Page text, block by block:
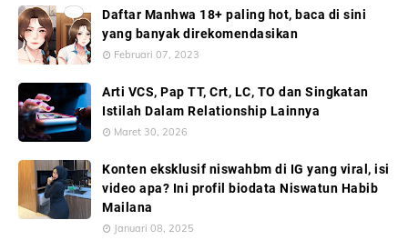
Daftar Manhwa 18+ paling hot, baca di sini
yang banyak direkomendasikan
Februari 07, 2023
Arti VCS, Pap TT, Crt, LC, TO dan Singkatan
Istilah Dalam Relationship Lainnya
Maret 30, 2026
Konten eksklusif niswahbm di IG yang viral, isi
video apa? Ini profil biodata Niswatun Habib
Mailana
Januari 08, 2025